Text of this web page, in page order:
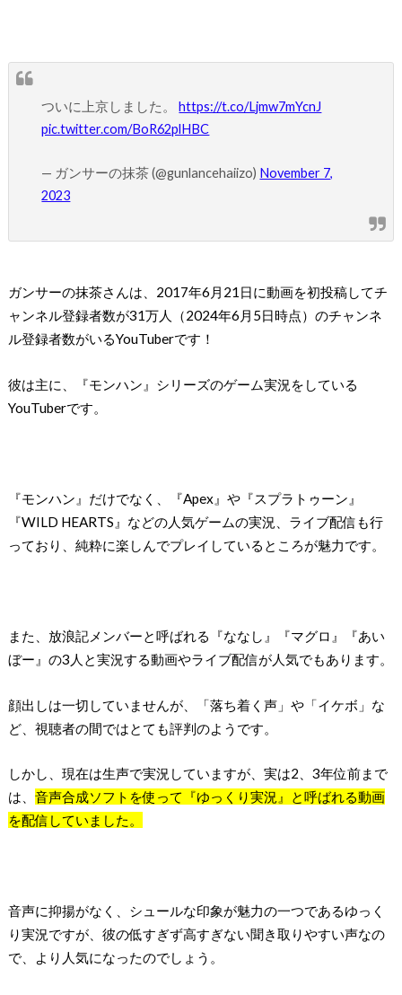
ついに上京しました。https://t.co/Ljmw7mYcnJ
pic.twitter.com/BoR62plHBC
— ガンサーの抹茶 (@gunlancehaiizo) November 7,
2023
ガンサーの抹茶さんは、2017年6月21日に動画を初投稿してチ
ャンネル登録者数が31万人（2024年6月5日時点）のチャンネ
ル登録者数がいるYouTuberです！
彼は主に、『モンハン』シリーズのゲーム実況をしている
YouTuberです。
『モンハン』だけでなく、『Apex』や『スプラトゥーン』
『WILD HEARTS』などの人気ゲームの実況、ライブ配信も行
っており、純粋に楽しんでプレイしているところが魅力です。
また、放浪記メンバーと呼ばれる『ななし』『マグロ』『あい
ぼー』の3人と実況する動画やライブ配信が人気でもあります。
顔出しは一切していませんが、「落ち着く声」や「イケボ」な
ど、視聴者の間ではとても評判のようです。
しかし、現在は生声で実況していますが、実は2、3年位前まで
は、 音声合成ソフトを使って『ゆっくり実況』と呼ばれる動画
を配信していました。
音声に抑揚がなく、シュールな印象が魅力の一つであるゆっく
り実況ですが、彼の低すぎず高すぎない聞き取りやすい声なの
で、より人気になったのでしょう。